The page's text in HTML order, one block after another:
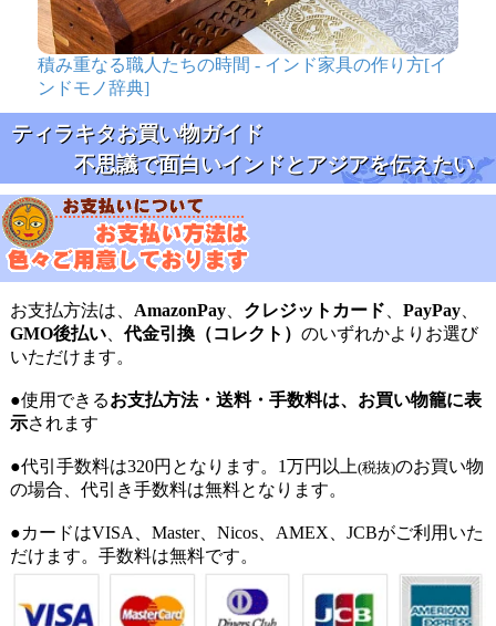
積み重なる職人たちの時間 - インド家具の作り方[イ
ンドモノ辞典]
ティラキタお買い物ガイド
不思議で面白いインドとアジアを伝えたい
お支払方法は、 AmazonPay、 クレジットカード PayPay、
GMO後払い、代金引換（コレクト） のいずれかよりお選び
いただけます。
●使用できるお支払方法・送料・手数料は、お買い物籠に表
示されます
●代引手数料は320円となります。1万円以上(税抜)のお買い物
の場合、代引き手数料は無料となります。
●カードはVISA、Master、Nicos、AMEX、JCBがご利用いた
だけます。手数料は無料です。